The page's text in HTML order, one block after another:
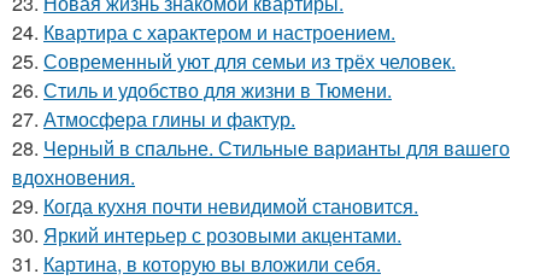
24. Квартира с характером и настроением.
25. Современный уют для семьи из трёх человек.
26. Стиль и удобство для жизни в Тюмени.
27. Атмосфера глины и фактур.
28. Черный в спальне. Стильные варианты для вашего
вдохновения.
29. Когда кухня почти невидимой становится.
30. Яркий интерьер с розовыми акцентами.
31. Картина, в которую вы вложили себя.